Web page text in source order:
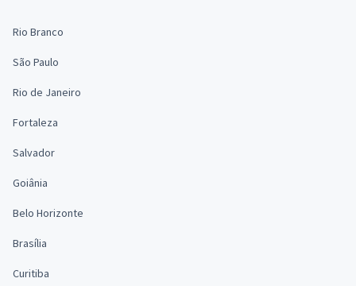
Rio Branco
São Paulo
Rio de Janeiro
Fortaleza
Salvador
Goiânia
Belo Horizonte
Brasília
Curitiba